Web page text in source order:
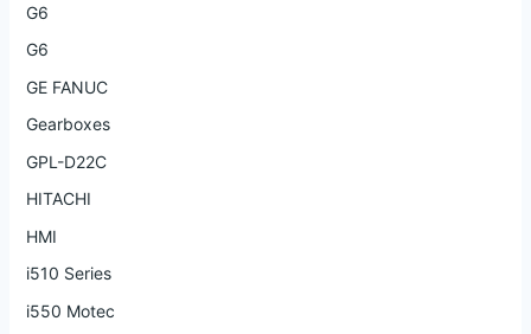
G6
G6
GE FANUC
Gearboxes
GPL-D22C
HITACHI
HMI
i510 Series
i550 Motec